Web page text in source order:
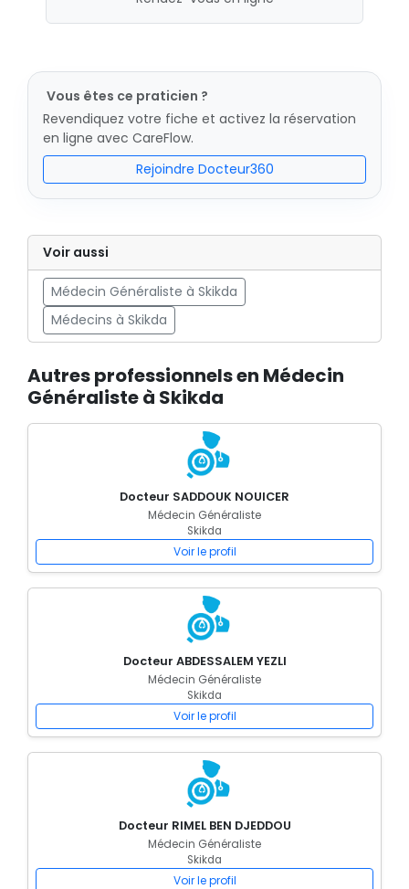
Vous êtes ce praticien ?
Revendiquez votre fiche et activez la réservation
en ligne avec CareFlow.
Rejoindre Docteur360
Voir aussi
Médecin Généraliste à Skikda
Médecins à Skikda
Autres professionnels en Médecin
Généraliste à Skikda
Docteur SADDOUK NOUICER
Médecin Généraliste
Skikda
Voir le profil
Docteur ABDESSALEM YEZLI
Médecin Généraliste
Skikda
Voir le profil
Docteur RIMEL BEN DJEDDOU
Médecin Généraliste
Skikda
Voir le profil